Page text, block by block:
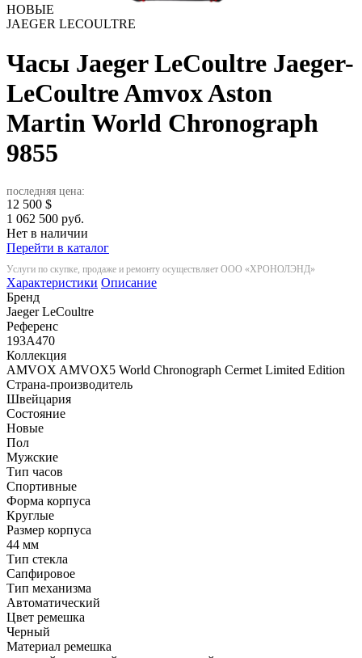
НОВЫЕ
JAEGER LECOULTRE
Часы Jaeger LeCoultre Jaeger-
LeCoultre Amvox Aston
Martin World Chronograph
9855
последняя цена:
12 500 $
1 062 500 руб.
Нет в наличии
Перейти в каталог
Услуги по скупке, продаже и ремонту осуществляет ООО «ХРОНОЛЭНД»
Характеристики Описание
Бренд
Jaeger LeCoultre
Референс
193A470
Коллекция
AMVOX AMVOX5 World Chronograph Cermet Limited Edition
Страна-производитель
Швейцария
Состояние
Новые
Пол
Мужские
Тип часов
Спортивные
Форма корпуса
Круглые
Размер корпуса
44 мм
Тип стекла
Сапфировое
Тип механизма
Автоматический
Цвет ремешка
Черный
Материал ремешка